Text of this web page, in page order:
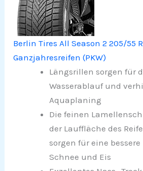
Berlin Tires All Season 2 205/55
Ganzjahresreifen (PKW)
Längsrillen sorgen für
Wasserablauf und
Aquaplaning
Die feinen
der Lauffläche des
sorgen für eine
Schnee und Eis